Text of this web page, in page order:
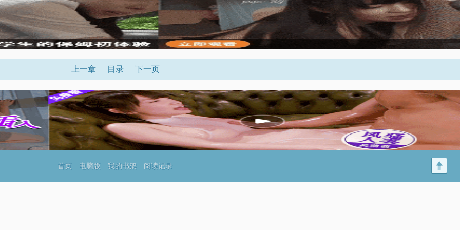
上一章 目录 下一页
首页 电脑版 我的书架 阅读记录